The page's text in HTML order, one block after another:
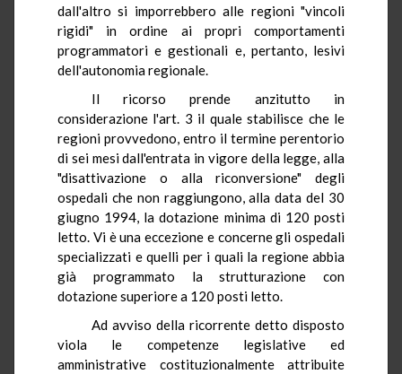
dall'altro si imporrebbero alle regioni "vincoli
rigidi" in ordine ai propri comportamenti
programmatori e gestionali e, pertanto, lesivi
dell'autonomia regionale.
Il ricorso prende anzitutto in
considerazione l'art. 3 il quale stabilisce che le
regioni provvedono, entro il termine perentorio
di sei mesi dall'entrata in vigore della legge, alla
"disattivazione o alla riconversione" degli
ospedali che non raggiungono, alla data del 30
giugno 1994, la dotazione minima di 120 posti
letto. Vi è una eccezione e concerne gli ospedali
specializzati e quelli per i quali la regione abbia
già programmato la strutturazione con
dotazione superiore a 120 posti letto.
Ad avviso della ricorrente detto disposto
viola le competenze legislative ed
amministrative costituzionalmente attribuite